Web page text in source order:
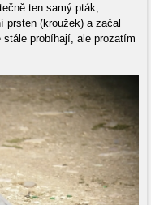
ten samý pták,
prsten (kroužek) a začal
probíhají, ale prozatím